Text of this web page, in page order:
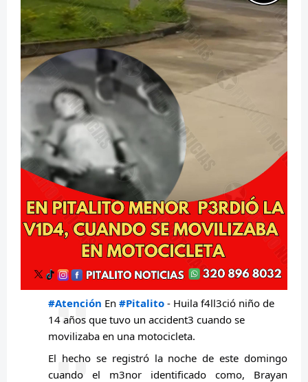
#Atención En #Pitalito - Huila f4ll3ció niño de
14 años que tuvo un accident3 cuando se
movilizaba en una motocicleta.
El hecho se registró la noche de este domingo
cuando el m3nor identificado como, Brayan